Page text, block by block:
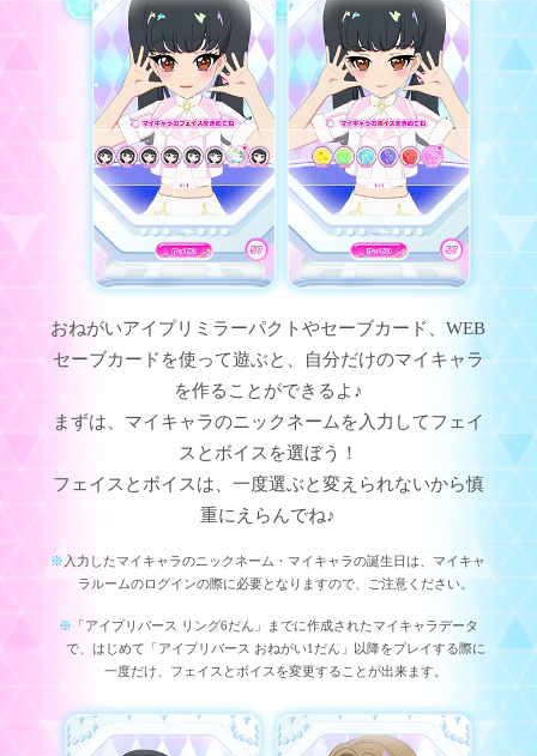
おねがいアイプリミラーパクトやセーブカード、WEB
セーブカードを使って遊ぶと、
自分だけのマイキャラ
を作ることができるよ♪
まずは、マイキャラのニックネームを入力してフェイ
スとボイスを選ぼう！
フェイスとボイスは、一度選ぶと変えられないから慎
重にえらんでね♪
入力したマイキャラのニックネーム・マイキャラの誕生日は、 マイキャ
ラルームのログインの際に必要となりますので、ご注意ください。
「アイプリバース リング6だん」までに作成されたマイキャラデータ
で、 はじめて「アイプリバース おねがい1だん」以降をプレイする際に
一度だけ、
フェイスとボイスを変更することが出来ます。